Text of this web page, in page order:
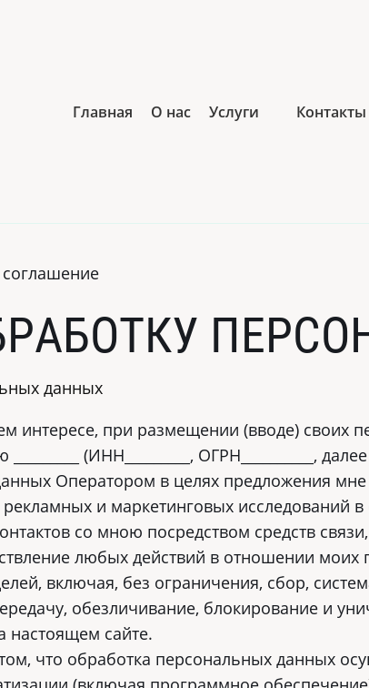
Главная О нас Услуги Контакты
данных
интересе, при размещении (вводе) своих
(ИНН_________, ОГРН__________,
Оператором в целях предложения
и маркетинговых исследований
со мною посредством средств
любых действий в отношении
включая, без ограничения, сбор,
обезличивание, блокирование и
настоящем сайте.
что обработка персональных данных